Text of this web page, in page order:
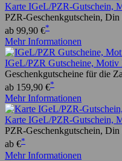
Karte IGeL/PZR-Gutschein,
PZR-Geschenkgutschein, Din
ab 99,90 €*
Mehr Informationen
IGeL/PZR Gutscheine, Motiv
Geschenkgutscheine für die
ab 159,90 €*
Mehr Informationen
Karte IGeL/PZR-Gutschein,
PZR-Geschenkgutschein, Din
ab €*
Mehr Informationen